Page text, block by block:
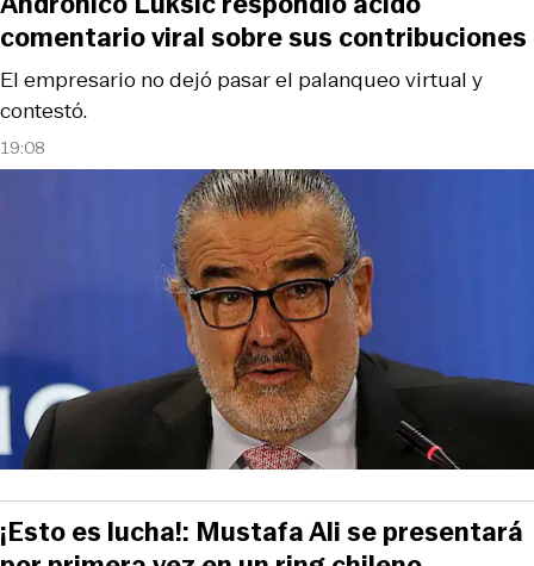
19:08
El empresario no dejó pasar el palanqueo virtual y
contestó.
comentario viral sobre sus contribuciones
¡Esto es lucha!: Mustafa Ali se presentará